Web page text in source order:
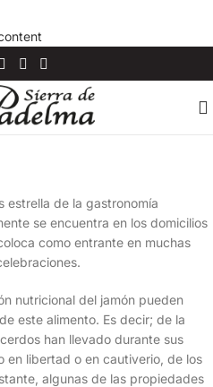
estrella de la gastronomía
se encuentra en los domicilios
como entrante en muchas
nutricional del jamón pueden
este alimento. Es decir; de la
han llevado durante sus
en libertad o en cautiverio, de los
algunas de las propiedades